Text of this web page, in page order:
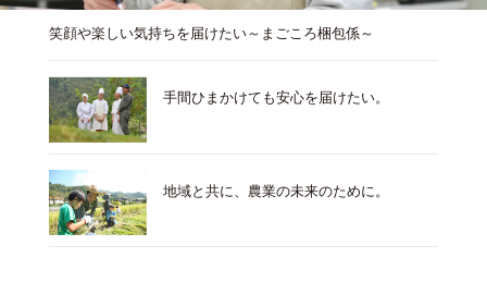
笑顔や楽しい気持ちを届けたい～まごころ梱包係～
手間ひまかけても安心を届けたい。
地域と共に、農業の未来のために。